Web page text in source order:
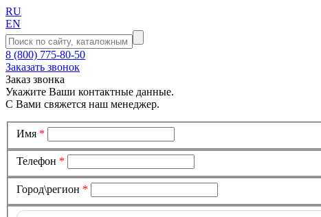
RU
EN
8 (800) 775-80-50
Заказать звонок
Заказ звонка
Укажите Ваши контактные данные.
С Вами свяжется наш менеджер.
Имя *
Телефон *
Город\регион *